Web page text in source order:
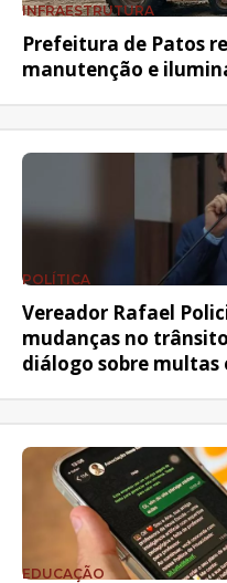
INFRAESTRUTURA
Prefeitura de Patos
manutenção e
POLÍTICA
Vereador Rafael
mudanças no
diálogo sobre multas
EDUCAÇÃO